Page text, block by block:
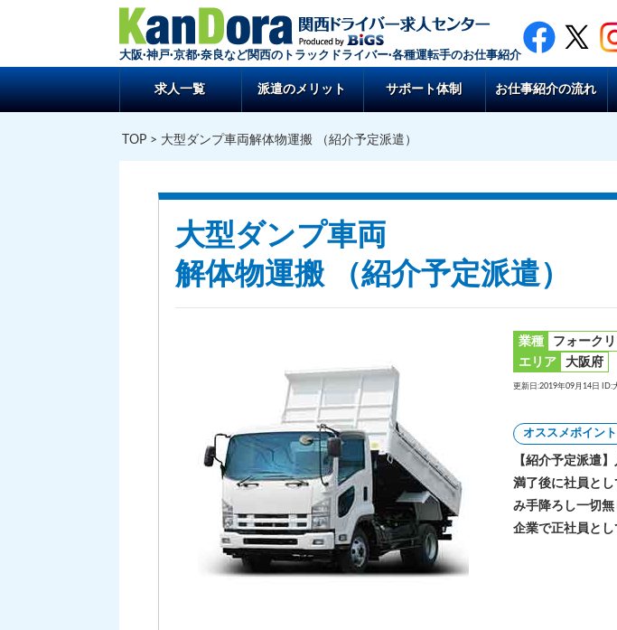
大阪·神戸·京都·奈良など関西のトラックドライバー·各種運転手のお仕事紹介
求人一覧 派遣のメリット サポート体制 お仕事紹介の流れ
TOP> 大型ダンプ車両解体物運搬 （紹介予定派遣）
大型ダンプ車両
解体物運搬 （紹介予定派遣）
業種
フォーク
エリア
大阪府
更新日:2019年09月14日 ID:
オススメポイント
【紹介予定派遣
満了後に社員と
み手降ろし一切
企業で正社員と